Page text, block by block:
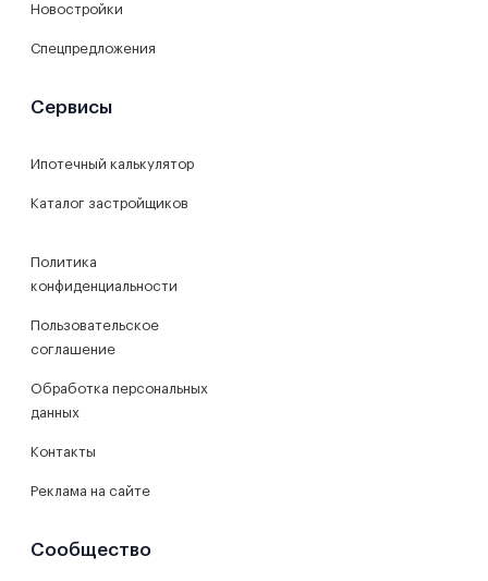
Новостройки
Спецпредложения
Сервисы
Ипотечный калькулятор
Каталог застройщиков
Политика
конфиденциальности
Пользовательское
соглашение
Обработка персональных
данных
Контакты
Реклама на сайте
Сообщество